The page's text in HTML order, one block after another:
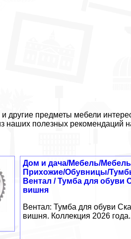
предметы мебели
наших полезных рекомендаций
Дом и дача/Мебель/
Прихожие/Обувницы/
Вентал / Тумба для обуви
вишня
Вентал: Тумба для обуви
вишня. Коллекция 2026 года.